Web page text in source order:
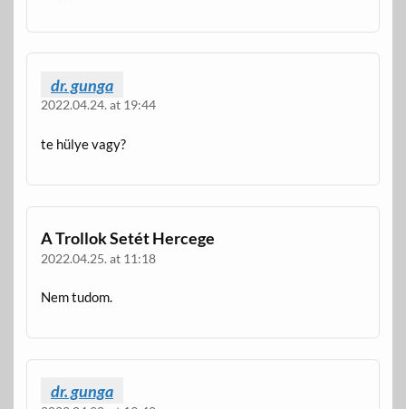
dr. gunga
2022.04.24. at 19:44
te hülye vagy?
A Trollok Setét Hercege
2022.04.25. at 11:18
Nem tudom.
dr. gunga